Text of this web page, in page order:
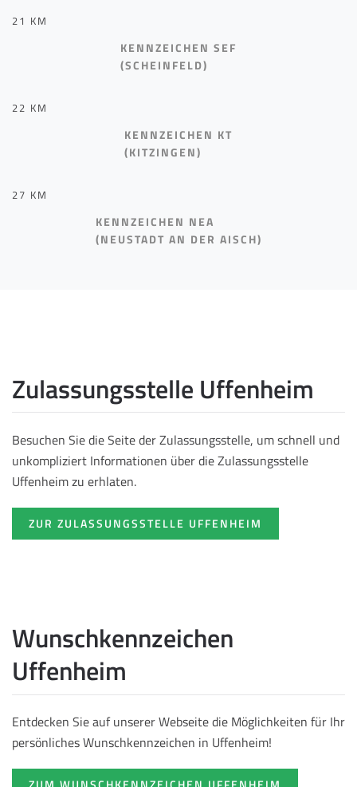
21 KM
KENNZEICHEN SEF
(SCHEINFELD)
22 KM
KENNZEICHEN KT
(KITZINGEN)
27 KM
KENNZEICHEN NEA
(NEUSTADT AN DER AISCH)
Zulassungsstelle Uffenheim
Besuchen Sie die Seite der Zulassungsstelle, um schnell und
unkompliziert Informationen über die Zulassungsstelle
Uffenheim zu erhlaten.
ZUR ZULASSUNGSSTELLE UFFENHEIM
Wunschkennzeichen
Uffenheim
Entdecken Sie auf unserer Webseite die Möglichkeiten für Ihr
persönliches Wunschkennzeichen in Uffenheim!